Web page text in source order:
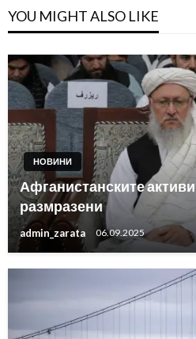
YOU MIGHT ALSO LIKE
НОВИНИ
Афганистанските
размразени
admin_zarata 06.09.2025